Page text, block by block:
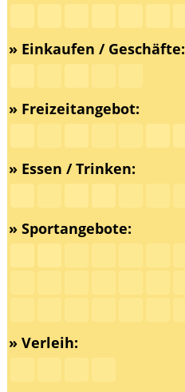
» Einkaufen / Geschäfte:
» Freizeitangebot:
» Essen / Trinken:
» Sportangebote:
» Verleih: